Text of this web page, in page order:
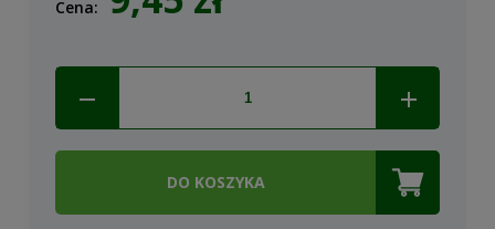
Cena:
DO KOSZYKA